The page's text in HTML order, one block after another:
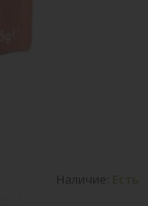
Наличие: Есть